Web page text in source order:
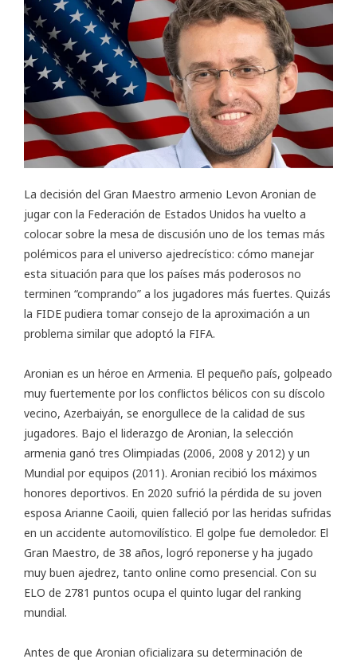
La decisión del Gran Maestro armenio Levon Aronian de
jugar con la Federación de Estados Unidos ha vuelto a
colocar sobre la mesa de discusión uno de los temas más
polémicos para el universo ajedrecístico: cómo manejar
esta situación para que los países más poderosos no
terminen “comprando” a los jugadores más fuertes. Quizás
la FIDE pudiera tomar consejo de la aproximación a un
problema similar que adoptó la FIFA.
Aronian es un héroe en Armenia. El pequeño país, golpeado
muy fuertemente por los conflictos bélicos con su díscolo
vecino, Azerbaiyán, se enorgullece de la calidad de sus
jugadores. Bajo el liderazgo de Aronian, la selección
armenia ganó tres Olimpiadas (2006, 2008 y 2012) y un
Mundial por equipos (2011). Aronian recibió los máximos
honores deportivos. En 2020 sufrió la pérdida de su joven
esposa Arianne Caoili, quien falleció por las heridas sufridas
en un accidente automovilístico. El golpe fue demoledor. El
Gran Maestro, de 38 años, logró reponerse y ha jugado
muy buen ajedrez, tanto online como presencial. Con su
ELO de 2781 puntos ocupa el quinto lugar del ranking
mundial.
Antes de que Aronian oficializara su determinación de